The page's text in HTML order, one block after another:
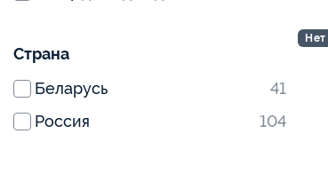
Страна
Беларусь
41
Россия
104